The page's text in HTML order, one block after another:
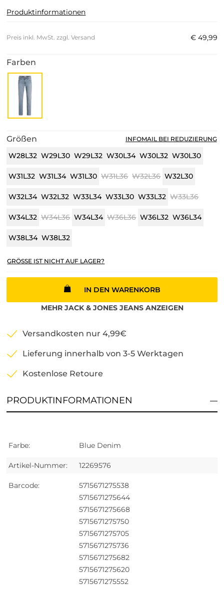
Produktinformationen
Preis inkl. MwSt. zzgl. Versand € 49,99
Farben
Größen
W28L32 W29L30 W29L32 W30L34 W30L32 W30L30
W31L32 W31L34 W31L30 W31L36 W32L36 W32L30
W32L34 W32L32 W33L34 W33L30 W33L32 W33L36
W34L32 W34L36 W34L34 W36L36 W36L32 W36L34
W38L34 W38L32
INFOMAIL BEI REDUZIERUNG
GRÖSSE IST NICHT AUF LAGER?
IN DEN WARENKORB
MEHR JACK & JONES JEANSANZEIGEN
Versandkosten nur 4,99€
Lieferung innerhalb von 3-5 Werktagen
Kostenlose Retoure
PRODUKTINFORMATIONEN
Farbe: Blue Denim
Artikel-Nummer: 12269576
Barcode:
5715671275538
5715671275644
5715671275668
5715671275750
5715671275705
5715671275736
5715671275682
5715671275620
5715671275552